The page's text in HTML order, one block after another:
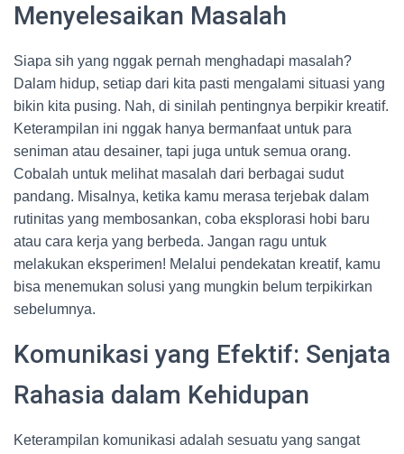
Menyelesaikan Masalah
Siapa sih yang nggak pernah menghadapi masalah?
Dalam hidup, setiap dari kita pasti mengalami situasi yang
bikin kita pusing. Nah, di sinilah pentingnya berpikir kreatif.
Keterampilan ini nggak hanya bermanfaat untuk para
seniman atau desainer, tapi juga untuk semua orang.
Cobalah untuk melihat masalah dari berbagai sudut
pandang. Misalnya, ketika kamu merasa terjebak dalam
rutinitas yang membosankan, coba eksplorasi hobi baru
atau cara kerja yang berbeda. Jangan ragu untuk
melakukan eksperimen! Melalui pendekatan kreatif, kamu
bisa menemukan solusi yang mungkin belum terpikirkan
sebelumnya.
Komunikasi yang Efektif: Senjata
Rahasia dalam Kehidupan
Keterampilan komunikasi adalah sesuatu yang sangat